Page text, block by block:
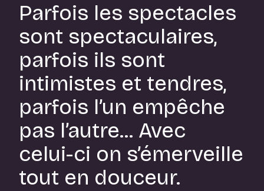
Parfois les spectacles
sont spectaculaires,
parfois ils sont
intimistes et tendres,
parfois l’un empêche
pas l’autre... Avec
celui-ci on s’émerveille
tout en douceur.